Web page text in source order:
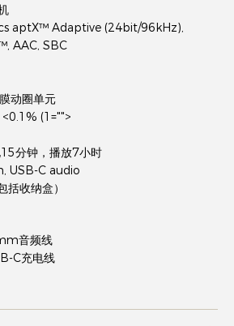
aptX™ Adaptive (24bit/96kHz),
AAC, SBC
动圈单元
(1="">
分钟，播放7小时
USB-C audio
收纳盒）
音频线
C充电线